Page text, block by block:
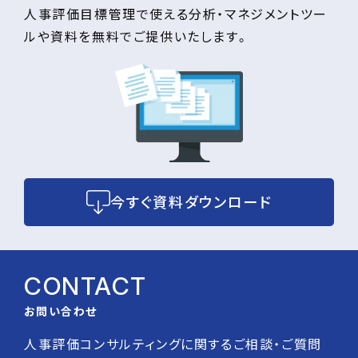
人事評価目標管理で使える分析・マネジメントツー
ルや資料を無料でご提供いたします。
今すぐ資料ダウンロード
CONTACT
お問い合わせ
人事評価コンサルティングに関するご相談・ご質問